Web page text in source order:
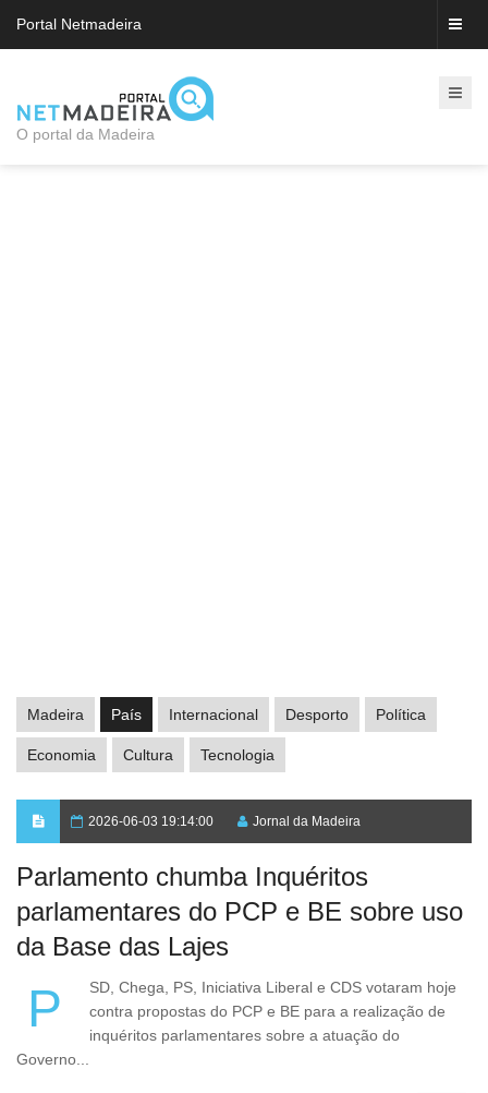
Portal Netmadeira
O portal da Madeira
Madeira País Internacional Desporto Política
Economia Cultura Tecnologia
2026-06-03 19:14:00 Jornal da Madeira
Parlamento chumba Inquéritos
parlamentares do PCP e BE sobre uso
da Base das Lajes
PSD, Chega, PS, Iniciativa Liberal e CDS votaram hoje
contra propostas do PCP e BE para a realização de
inquéritos parlamentares sobre a atuação do
Governo...